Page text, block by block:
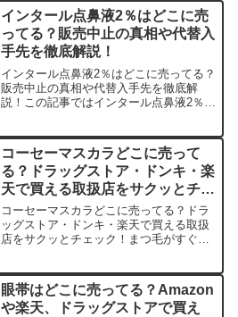
します。懐かしいあの味に、心が弾みま
すよね。店舗/サイト商品...
インタール点鼻液2％はどこに売
ってる？販売中止の真相や代替入
手先を徹底解説！
インタール点鼻液2％はどこに売ってる？
販売中止の真相や代替入手先を徹底解
説！この記事ではインタール点鼻液2％を
販売中止になった理由や、今でも手に入
るのか気になる方に向け...
コーセーマスカラどこに売って
る？ドラッグストア・ドンキ・楽
天で買える取扱店をサクッとチェ
ック！
コーセーマスカラどこに売ってる？ドラ
ッグストア・ドンキ・楽天で買える取扱
店をサクッとチェック！まつ毛がすぐに
後にはヘナヘナ…。そんなお悩みを解決
してくれるのがコーセーの...
眼帯はどこに売ってる？Amazon
や楽天、ドラッグストアで買え